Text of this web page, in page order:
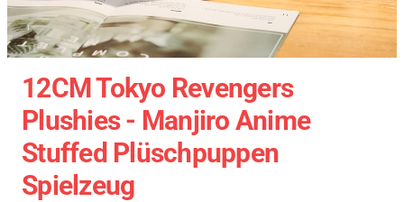
12CM Tokyo Revengers
Plushies - Manjiro Anime
Stuffed Plüschpuppen
Spielzeug